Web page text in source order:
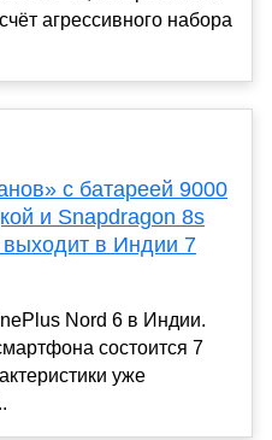
агрессивного набора
с батареей 9000
и Snapdragon 8s
в Индии 7
Nord 6 в Индии.
состоится 7
уже